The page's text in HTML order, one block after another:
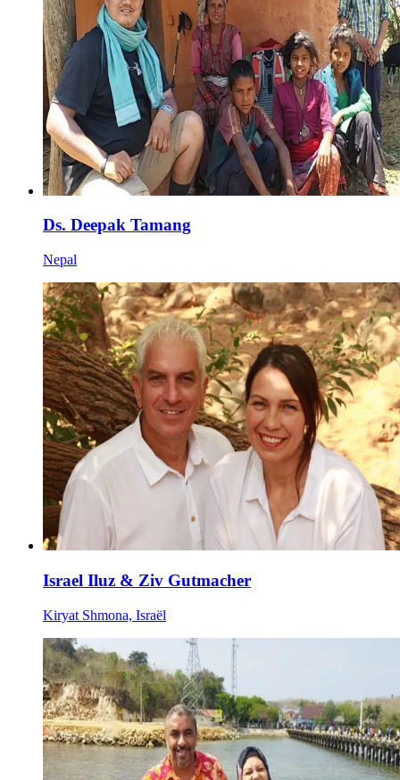
Ds. Deepak Tamang
Nepal
Israel Iluz & Ziv Gutmacher
Kiryat Shmona, Israël